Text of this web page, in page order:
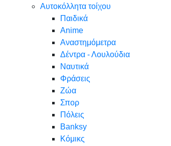
Αυτοκόλλητα τοίχου
Παιδικά
Anime
Αναστημόμετρα
Δέντρα - Λουλούδια
Ναυτικά
Φράσεις
Ζώα
Σπορ
Πόλεις
Banksy
Κόμικς